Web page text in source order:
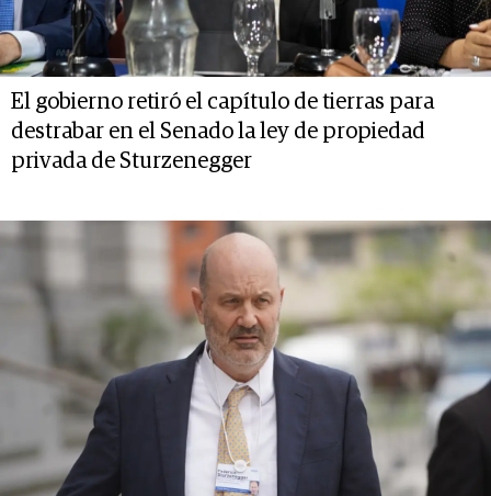
El gobierno retiró el capítulo de tierras para
destrabar en el Senado la ley de propiedad
privada de Sturzenegger